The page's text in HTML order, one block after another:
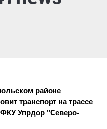
районе
транспорт на трассе
Упрдор "Северо-